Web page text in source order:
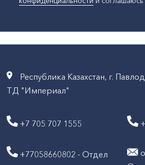
Республика Казахстан, г.
ТД "Империал"
+7 705 707 1555
+77058660802 - Отдел